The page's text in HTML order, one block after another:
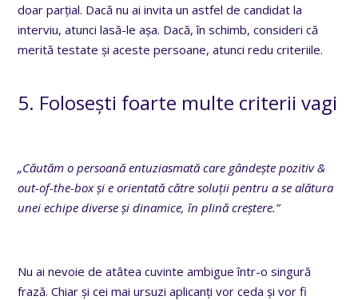
doar parțial. Dacă nu ai invita un astfel de candidat la
interviu, atunci lasă-le așa. Dacă, în schimb, consideri că
merită testate și aceste persoane, atunci redu criteriile.
5. Folosești foarte multe criterii vagi
„Căutăm o persoană entuziasmată care gândește pozitiv &
out-of-the-box și e orientată către soluții pentru a se alătura
unei echipe diverse și dinamice, în plină creștere.”
Nu ai nevoie de atâtea cuvinte ambigue într-o singură
frază. Chiar și cei mai ursuzi aplicanți vor ceda și vor fi